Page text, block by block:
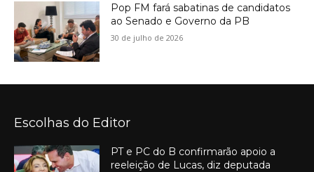
Pop FM fará sabatinas de candidatos
ao Senado e Governo da PB
30 de julho de 2026
Escolhas do Editor
PT e PC do B confirmarão apoio a
reeleição de Lucas, diz deputada